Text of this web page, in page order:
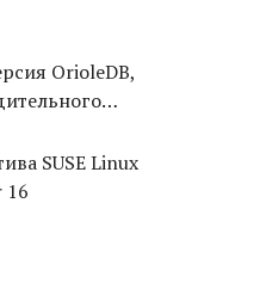
OrioleDB,
PostgreSQL
SUSE Linux
16